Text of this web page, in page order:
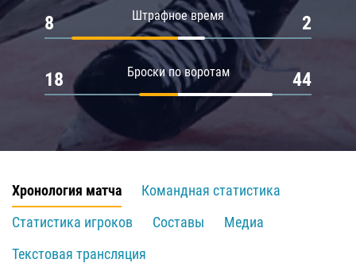
Штрафное время
8 2
Броски по воротам
18 44
Хронология матча
Командная статистика
Статистика игроков
Составы
Медиа
Текстовая трансляция